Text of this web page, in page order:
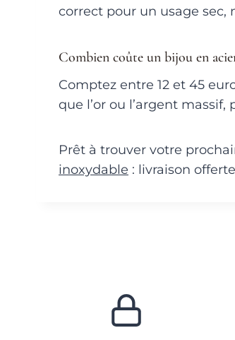
correct pour un usage sec,
Combien coûte un bijou en
Comptez entre 12 et 45
que l’or ou l’argent
Prêt à trouver votre
inoxydable : livraison